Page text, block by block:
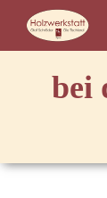
Inhalt
bei